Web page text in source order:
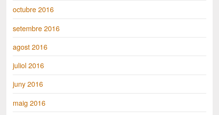
octubre 2016
setembre 2016
agost 2016
juliol 2016
juny 2016
maig 2016